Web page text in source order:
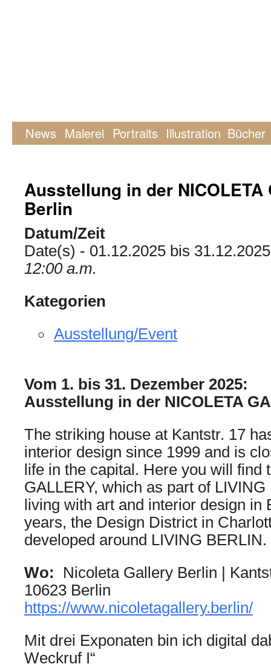
News Malerei Portraits Illustration Bücher
Ausstellung in der NICOLETA
Berlin
Datum/Zeit
Date(s) - 01.12.2025 bis 31.12.2025
12:00 a.m.
Kategorien
Ausstellung/Event
Vom 1. bis 31. Dezember 2025:
Ausstellung in der NICOLETA
The striking house at Kantstr. 17
interior design since 1999 and is
life in the capital. Here you will find
GALLERY, which as part of
living with art and interior design in
years, the Design District in
developed around LIVING BERLIN.
Wo: Nicoleta Gallery Berlin |
10623 Berlin
https://www.nicoletagallery.berlin/
Mit drei Exponaten bin ich digital
Weckruf I“